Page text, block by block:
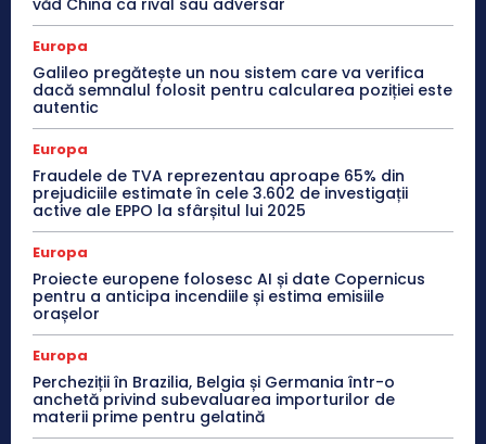
văd China ca rival sau adversar
Europa
Galileo pregătește un nou sistem care va verifica
dacă semnalul folosit pentru calcularea poziției este
autentic
Europa
Fraudele de TVA reprezentau aproape 65% din
prejudiciile estimate în cele 3.602 de investigații
active ale EPPO la sfârșitul lui 2025
Europa
Proiecte europene folosesc AI și date Copernicus
pentru a anticipa incendiile și estima emisiile
orașelor
Europa
Percheziții în Brazilia, Belgia și Germania într-o
anchetă privind subevaluarea importurilor de
materii prime pentru gelatină